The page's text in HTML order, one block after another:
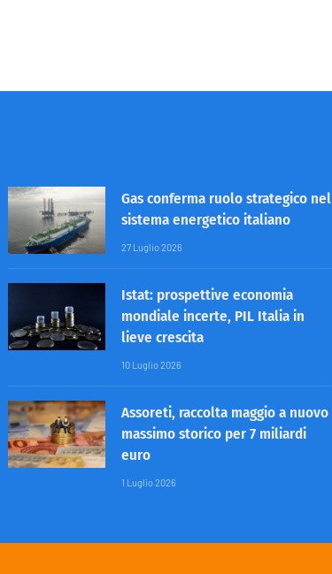
Gas conferma ruolo strategico nel
sistema energetico italiano
27 Luglio 2026
Istat: prospettive economia
mondiale incerte, PIL Italia in
lieve crescita
10 Luglio 2026
Assoreti, raccolta maggio a nuovo
massimo storico per 7 miliardi
euro
1 Luglio 2026